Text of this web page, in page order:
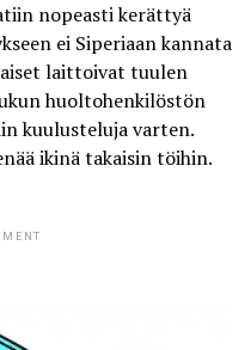
nopeasti kerättyä
ei Siperiaan kannata
laittoivat tuulen
huoltohenkilöstön
kuulusteluja varten.
ikinä takaisin töihin.